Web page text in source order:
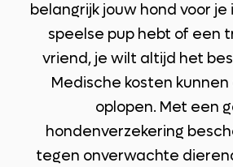
belangrijk jouw hond voor je
speelse pup hebt of een
vriend, je wilt altijd het
Medische kosten
oplopen. Met een
hondenverzekering
tegen onverwachte